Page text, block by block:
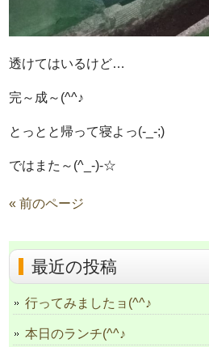
透けてはいるけど…
完～成～(^^♪
とっとと帰って寝よっ(-_-;)
ではまた～(^_-)-☆
« 前のページ
最近の投稿
行ってみましたョ(^^♪
本日のランチ(^^♪